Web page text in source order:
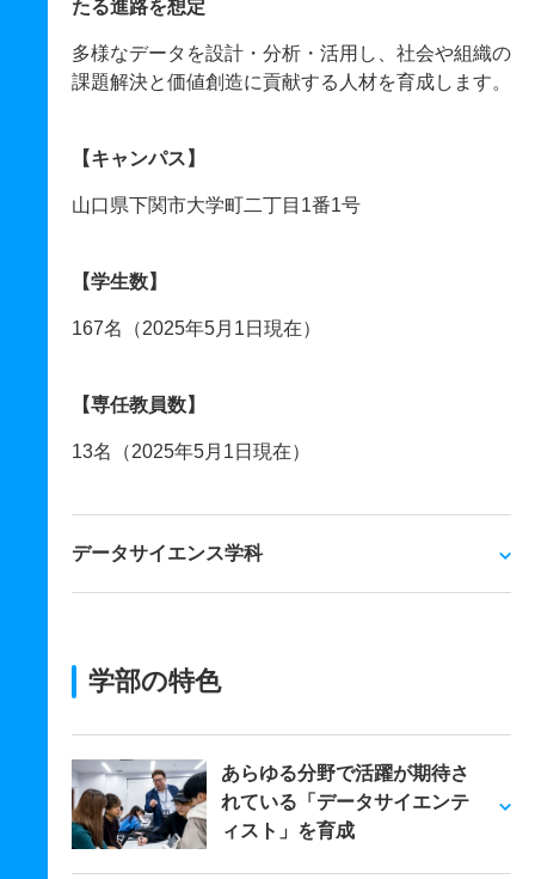
たる進路を想定
多様なデータを設計・分析・活用し、社会や組織の
課題解決と価値創造に貢献する人材を育成します。
【キャンパス】
山口県下関市大学町二丁目1番1号
【学生数】
167名（2025年5月1日現在）
【専任教員数】
13名（2025年5月1日現在）
データサイエンス学科
学部の特色
あらゆる分野で活躍が期待さ
れている「データサイエンテ
ィスト」を育成